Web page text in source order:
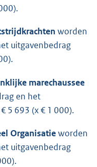
worden
uitgavenbedrag
marechaussee
en het
5 693 (x € 1 000).
Organisatieworden
uitgavenbedrag